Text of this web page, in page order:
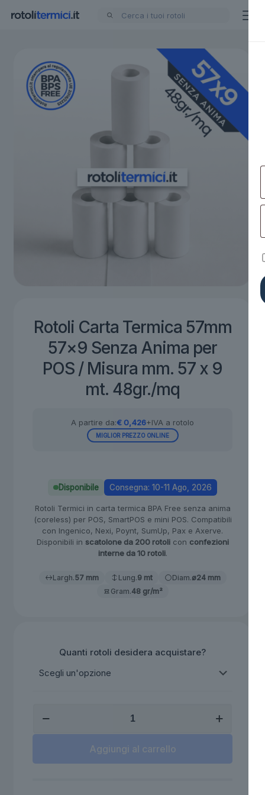
Rotoli Carta Termica 57mm
57×9 Senza Anima per
POS / Misura mm. 57 x 9
mt. 48gr./mq
A partire da:€0,426+IVA a rotolo
MIGLIOR PREZZO ONLINE
Disponibile Consegna: 10-11 Ago, 2026
Rotoli Termici in carta termica BPA Free senza anima
(coreless) per POS, SmartPOS e mini POS. Compatibili
con Ingenico, Nexi, Poynt, SumUp, Pax e Axerve.
Disponibili in scatolone da 200 rotolicon confezioni
interne da 10 rotoli.
Largh.57 mm Lung.9 mt Diam.ø24 mm
Gram.48 gr/m²
Quanti rotoli desidera acquistare?
Carta
Senza
Aggiungi al carrello